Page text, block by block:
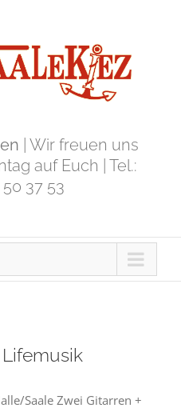
| Wir freuen uns
auf Euch | Tel.:
37 53
Saale Zwei Gitarren +